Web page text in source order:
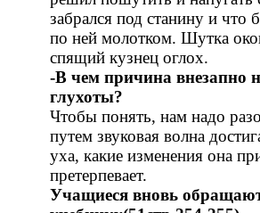
забрался под станину и что
по ней молотком. Шутка
спящий кузнец оглох.
-В чем причина внезапно
глухоты?
Чтобы понять, нам надо
путем звуковая волна
уха, какие изменения она
претерпевает.
Учащиеся вновь